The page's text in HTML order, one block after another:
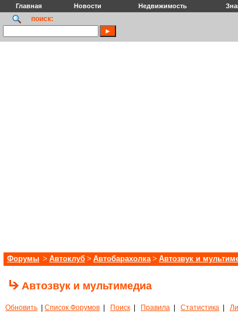
Главная Новости Недвижимость
поиск:
Форумы > Автоклуб > Автобарахолка > Автозвук и
Автозвук и мультимедиа
Обновить Список Форумов Поиск Правила Статистика